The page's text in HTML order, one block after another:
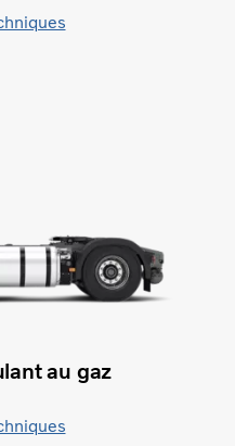
au gaz